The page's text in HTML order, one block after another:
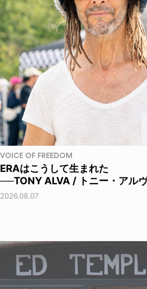
VOICE OF FREEDOM
ERAはこうして生まれた
──TONY ALVA / トニー・アル
2026.08.07